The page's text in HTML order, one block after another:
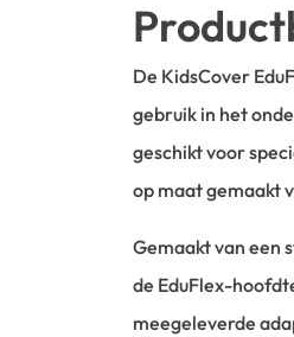
De KidsCover
gebruik in het
geschikt voor
op maat gemaakt
Gemaakt van een
de EduFlex-
meegeleverde